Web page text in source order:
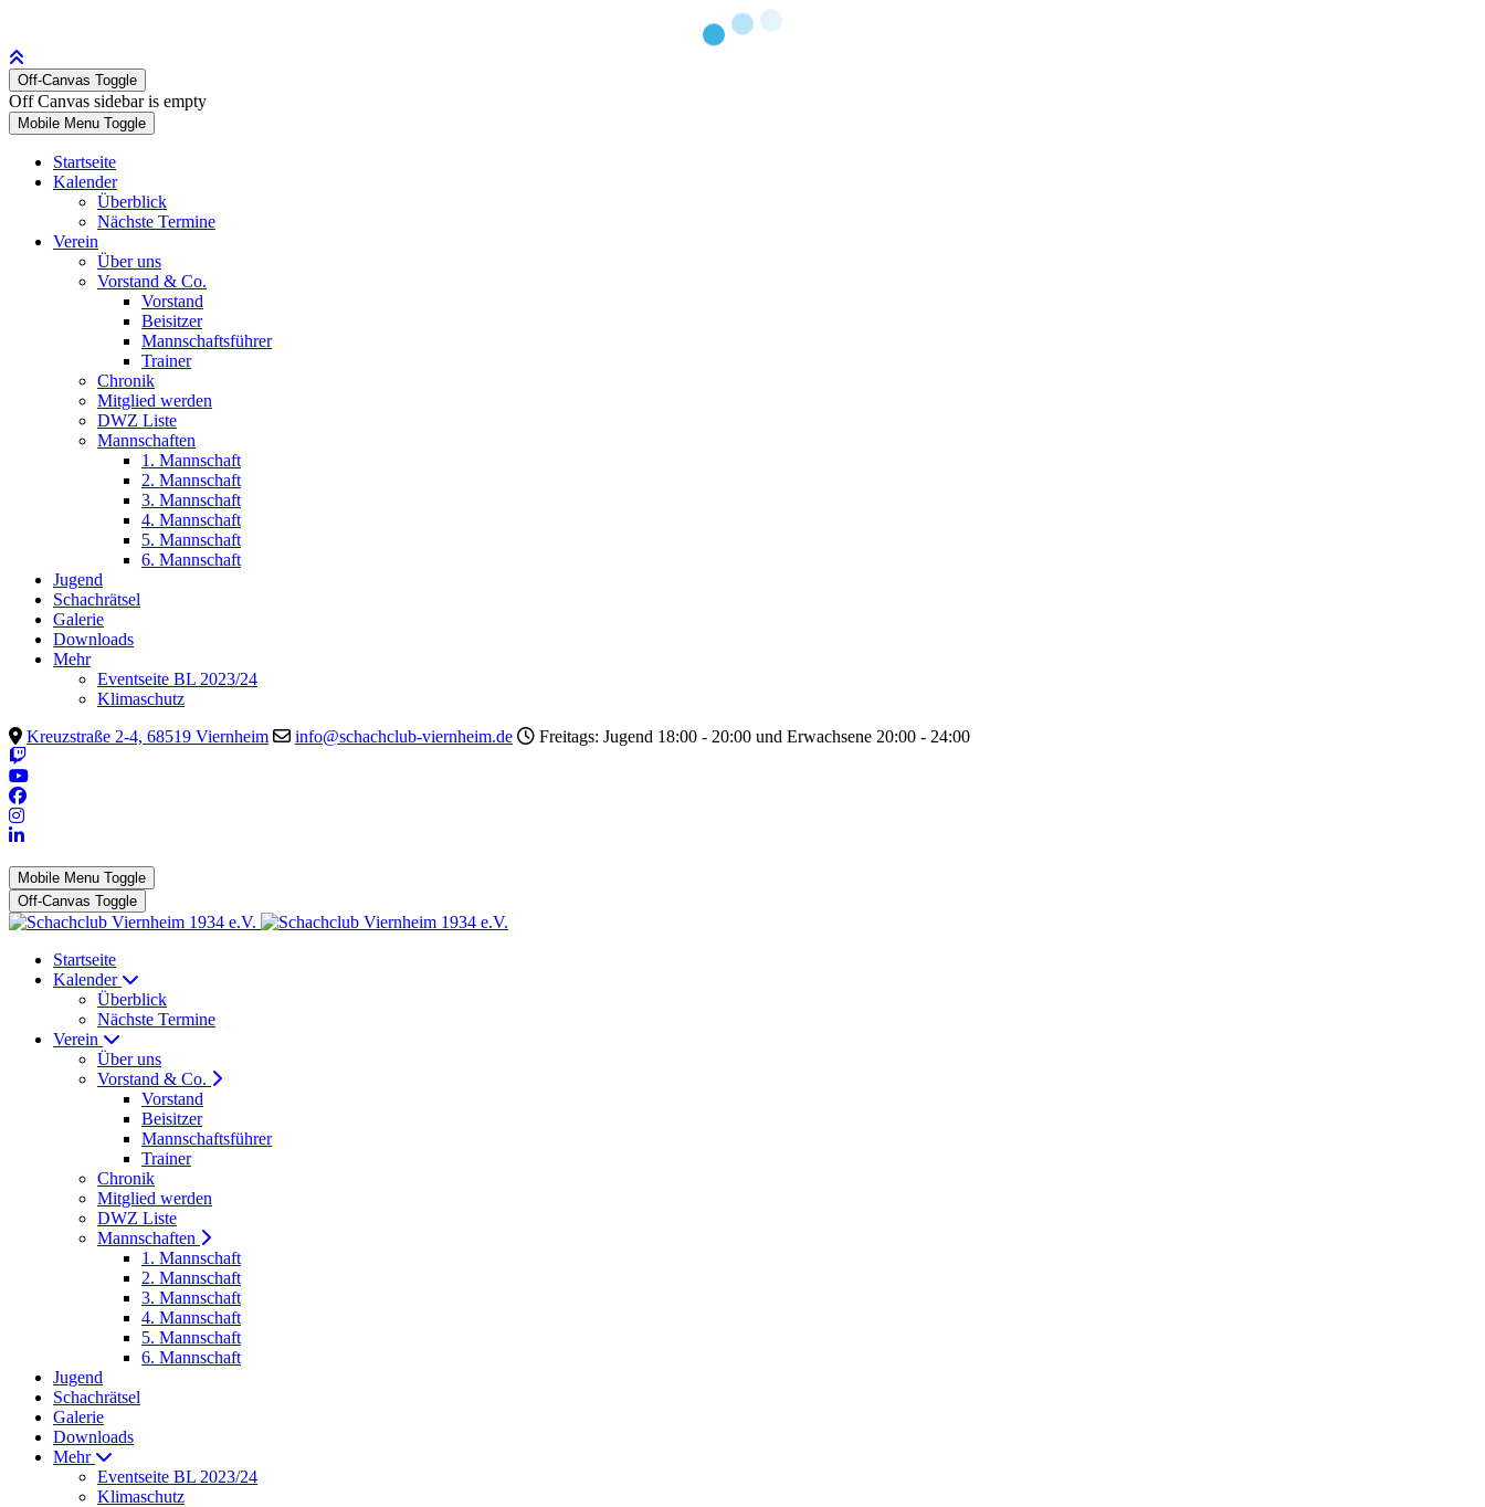
Off-Canvas Toggle
Off Canvas sidebar is empty
Mobile Menu Toggle
Startseite
Kalender
Überblick
Nächste Termine
Verein
Über uns
Vorstand & Co.
Vorstand
Beisitzer
Mannschaftsführer
Trainer
Chronik
Mitglied werden
DWZ Liste
Mannschaften
1. Mannschaft
2. Mannschaft
3. Mannschaft
4. Mannschaft
5. Mannschaft
6. Mannschaft
Jugend
Schachrätsel
Galerie
Downloads
Mehr
Eventseite BL 2023/24
Klimaschutz
Kreuzstraße 2-4, 68519 Viernheim
info@schachclub-viernheim.de Freitags: Jugend 18:00 - 20:00 und Erwachsene 20:00 - 24:00
Mobile Menu Toggle
Off-Canvas Toggle
Startseite
Kalender
Überblick
Nächste Termine
Verein
Über uns
Vorstand & Co.
Vorstand
Beisitzer
Mannschaftsführer
Trainer
Chronik
Mitglied werden
DWZ Liste
Mannschaften
1. Mannschaft
2. Mannschaft
3. Mannschaft
4. Mannschaft
5. Mannschaft
6. Mannschaft
Jugend
Schachrätsel
Galerie
Downloads
Mehr
Eventseite BL 2023/24
Klimaschutz